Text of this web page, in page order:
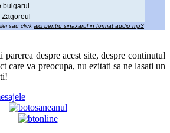
bulgarul
Zagoreul
sau click aici pentru sinaxarul in format audio mp3
despre acest site, despre continutul
care va preocupa, nu ezitati sa ne lasati un